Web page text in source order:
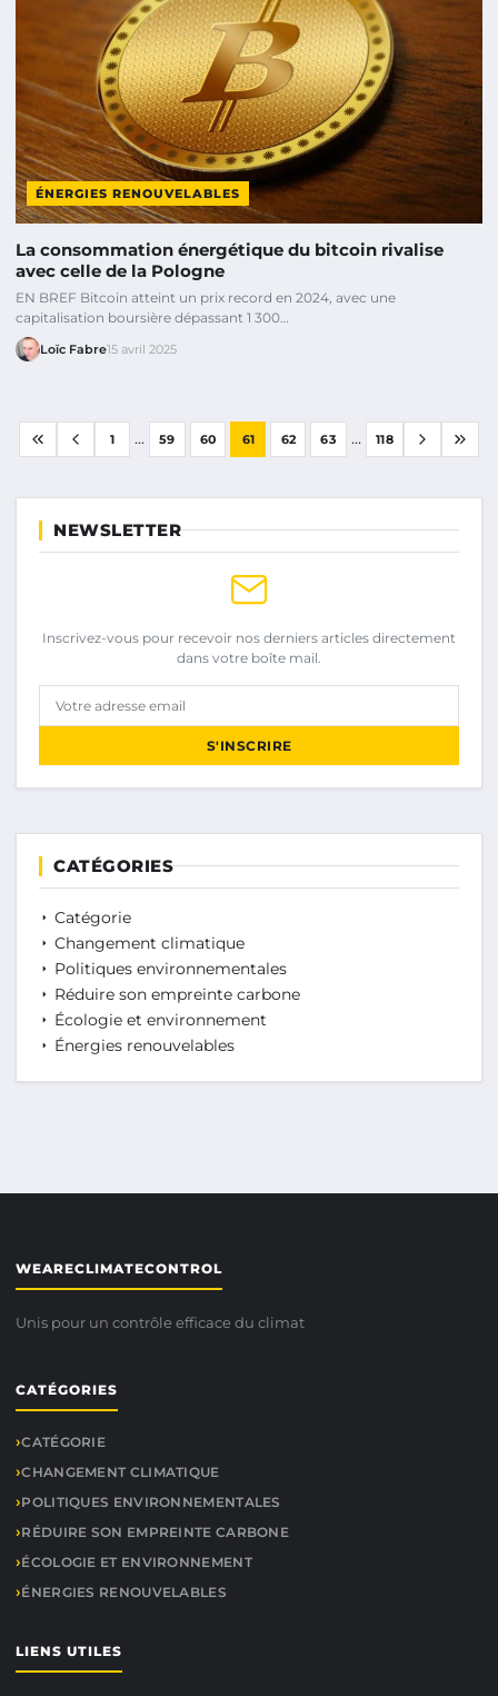
ÉNERGIES RENOUVELABLES
La consommation énergétique du bitcoin rivalise
avec celle de la Pologne
EN BREF Bitcoin atteint un prix record en 2024, avec une
capitalisation boursière dépassant 1 300…
Loïc Fabre15 avril 2025
1 ... 59 60 61 62 63 ... 118
NEWSLETTER
Inscrivez-vous pour recevoir nos derniers articles directement
dans votre boîte mail.
Votre adresse email
S'INSCRIRE
CATÉGORIES
Catégorie
Changement climatique
Politiques environnementales
Réduire son empreinte carbone
Écologie et environnement
Énergies renouvelables
WEARECLIMATECONTROL
Unis pour un contrôle efficace du climat
CATÉGORIES
CATÉGORIE
CHANGEMENT CLIMATIQUE
POLITIQUES ENVIRONNEMENTALES
RÉDUIRE SON EMPREINTE CARBONE
ÉCOLOGIE ET ENVIRONNEMENT
ÉNERGIES RENOUVELABLES
LIENS UTILES